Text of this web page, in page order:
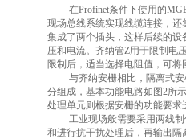
在Profinet条件下使用的
现场总线系统实现线缆连接，还
集成了两个插头，这样后续的
压和电流。齐纳管Z用于限制电
限制后，适当选择电阻值，可
与齐纳安栅相比，隔离式
分组成，基本功能电路如图2所
处理单元则根据安栅的功能要求
工业现场般需要采用两线
和进行抗干扰处理后，再输出